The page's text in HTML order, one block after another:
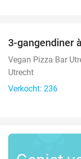
3-gangendiner
Vegan Pizza Bar
Utrecht
Verkocht: 236